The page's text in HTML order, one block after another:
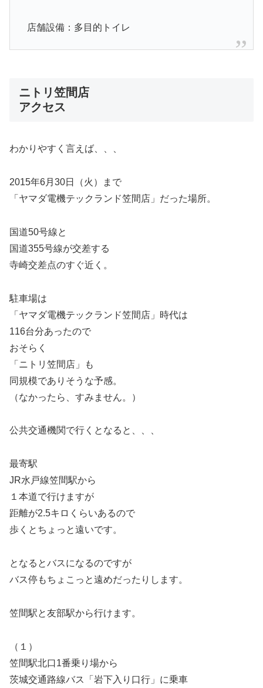
店舗設備：多目的トイレ
ニトリ笠間店
アクセス
わかりやすく言えば、、、
2015年6月30日（火）まで
「ヤマダ電機テックランド笠間店」だった場所。
国道50号線と
国道355号線が交差する
寺崎交差点のすぐ近く。
駐車場は
「ヤマダ電機テックランド笠間店」時代は
116台分あったので
おそらく
「ニトリ笠間店」も
同規模でありそうな予感。
（なかったら、すみません。）
公共交通機関で行くとなると、、、
最寄駅
JR水戸線笠間駅から
１本道で行けますが
距離が2.5キロくらいあるので
歩くとちょっと遠いです。
となるとバスになるのですが
バス停もちょこっと遠めだったりします。
笠間駅と友部駅から行けます。
（１）
笠間駅北口1番乗り場から
茨城交通路線バス「岩下入り口行」に乗車